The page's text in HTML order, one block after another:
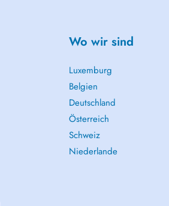
Wo wir sind
Luxemburg
Belgien
Deutschland
Österreich
Schweiz
Niederlande